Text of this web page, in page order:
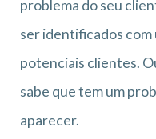
problema do seu
ser identificados com
potenciais clientes.
sabe que tem um
aparecer.